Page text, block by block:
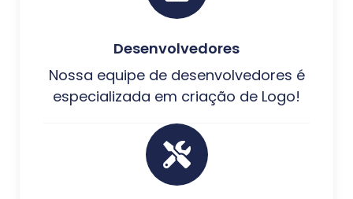
Desenvolvedores
Nossa equipe de desenvolvedores é
especializada em criação de Logo!